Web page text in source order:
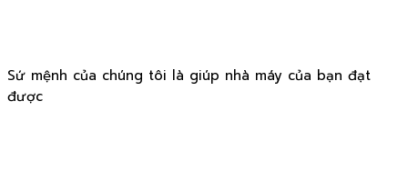
Sứ mệnh của chúng tôi là giúp nhà máy của bạn đạt
được